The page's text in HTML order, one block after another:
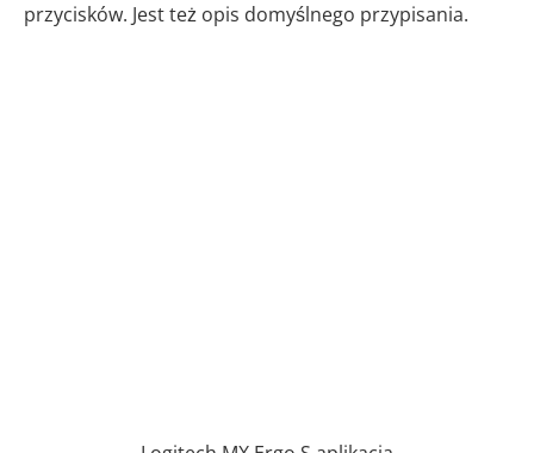
przycisków. Jest też opis domyślnego przypisania.